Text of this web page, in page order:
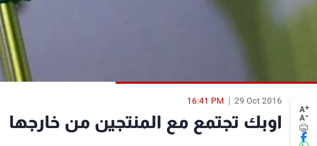
A+
A-
29 Oct 2016
16:41 PM
اوبك تجتمع مع المنتجين من خارجها